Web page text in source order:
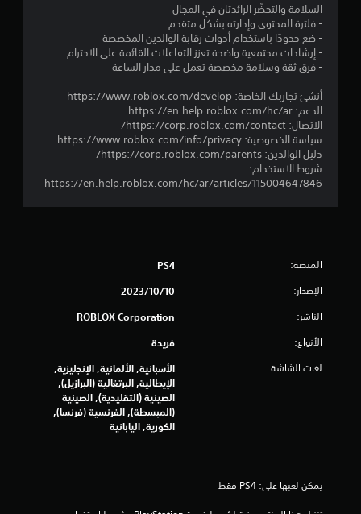
ن
ا
ق
السلامة والتحضّر الرائدتان في المجال
- فلترة المحتوى وإدارته بشكل متقدم
- ضع حدودًا باستخدام أدوات رقابة الوالدين المخصصة
- إرشادات مجتمعية واضحة تعزز التفاعلات القائمة على الاحترام
- فرق ثقة وسلامة مخصصة تعمل على مدار الساعة
أنشئ تجاربك الخاصة: https://www.roblox.com/develop
الدعم: https://en.help.roblox.com/hc/ar
الاتصال: https://corp.roblox.com/contact/
سياسة الخصوصية: https://www.roblox.com/info/privacy
دليل الوالدين: https://corp.roblox.com/parents/
شروط الاستخدام:
https://en.help.roblox.com/hc/ar/articles/115004647846
المنصة: PS4
الإصدار: 10‏/10‏/2023
الناشر: ROBLOX Corporation
الأنواع: فريدة
لغات الشاشة:
الأسبانية, الألمانية, الإنجليزية,
الإيطالية, البرتغالية (البرازيل),
الصينية (التقليدية), الصينية
(المبسطة), الفرنسية (فرنسا),
الكورية, اليابانية
يمكن لعبها على: PS4 فقط